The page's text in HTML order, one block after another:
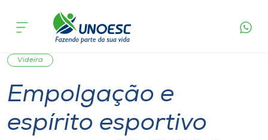
Cursos
Onde estamos
Pesquisa
Atendimento ao Estudante
acontece
Graduação
Videira
Empolgação e
espírito esportivo